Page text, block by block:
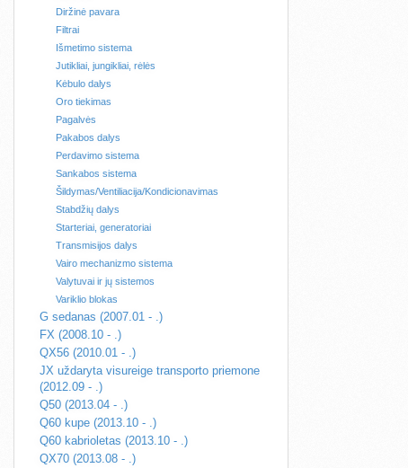
Diržinė pavara
Filtrai
Išmetimo sistema
Jutikliai, jungikliai, rėlės
Kėbulo dalys
Oro tiekimas
Pagalvės
Pakabos dalys
Perdavimo sistema
Sankabos sistema
Šildymas/Ventiliacija/Kondicionavimas
Stabdžių dalys
Starteriai, generatoriai
Transmisijos dalys
Vairo mechanizmo sistema
Valytuvai ir jų sistemos
Variklio blokas
G sedanas (2007.01 - .)
FX (2008.10 - .)
QX56 (2010.01 - .)
JX uždaryta visureige transporto priemone
(2012.09 - .)
Q50 (2013.04 - .)
Q60 kupe (2013.10 - .)
Q60 kabrioletas (2013.10 - .)
QX70 (2013.08 - .)